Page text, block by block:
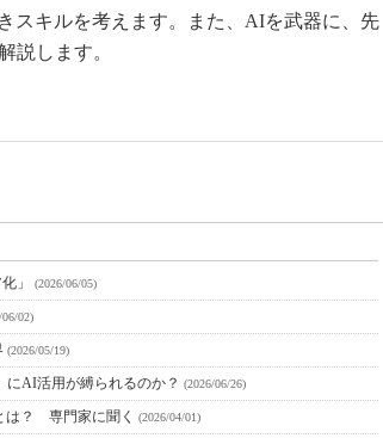
スキルを考えます。また、AIを武器に、先
説します。
」 (2026/06/05)
06/02)
(2026/05/19)
AI活用が縛られるのか？ (2026/06/26)
は？ 専門家に聞く (2026/04/01)